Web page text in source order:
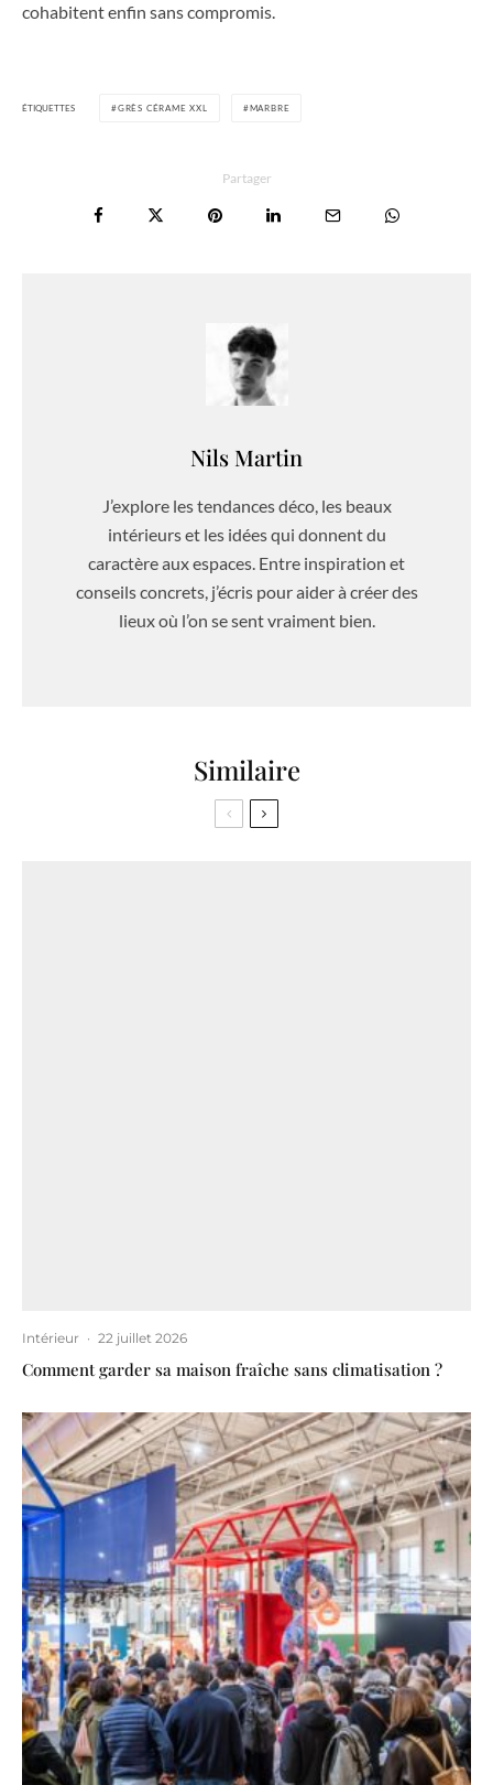
cohabitent enfin sans compromis.
ÉTIQUETTES GRÈS CÉRAME XXL MARBRE
Partager
Nils Martin
J’explore les tendances déco, les beaux
intérieurs et les idées qui donnent du
caractère aux espaces. Entre inspiration et
conseils concrets, j’écris pour aider à créer des
lieux où l’on se sent vraiment bien.
Similaire
Intérieur · 22 juillet 2026
Comment garder sa maison fraîche sans climatisation ?